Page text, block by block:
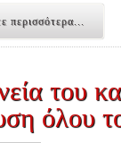
περισσότερα...
του
όλου